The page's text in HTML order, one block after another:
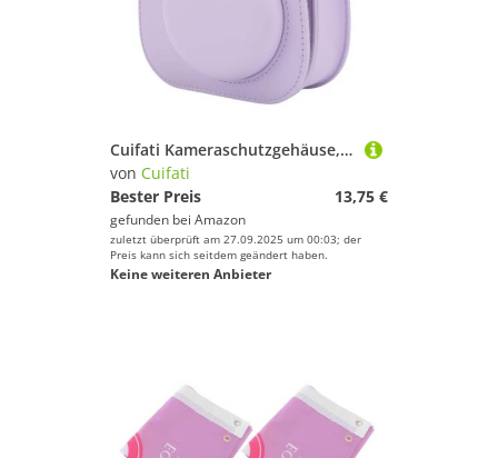
Cuifati Kameraschutzgehäuse, Bequemes Berühren Einer Lederkamera, EIN Sauberes Farbgehäuse für Sofortige Kameras (Purple)
von Cuifati
Bester Preis
13,75 €
gefunden bei Amazon
zuletzt überprüft am 27.09.2025 um 00:03; der
Preis kann sich seitdem geändert haben.
Keine weiteren Anbieter